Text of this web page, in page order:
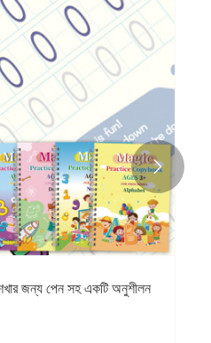
জন্য পেন সহ একটি অনুশীলন
